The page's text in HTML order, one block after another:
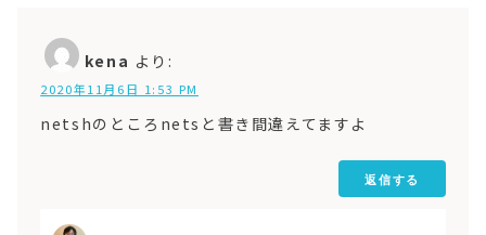
kena より:
2020年11月6日 1:53 PM
netshのところnetsと書き間違えてますよ
返信する